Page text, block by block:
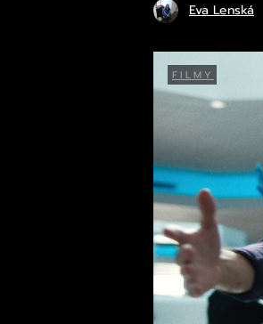
Eva Lenská
FILMY